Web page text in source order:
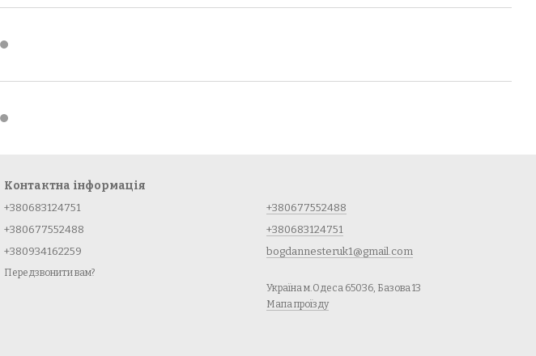
Контактна інформація
+380683124751
+380677552488
+380934162259
Передзвонити вам?
+380677552488
+380683124751
bogdannesteruk1@gmail.com
Україна м.Одеса 65036, Базова 13
Мапа проїзду